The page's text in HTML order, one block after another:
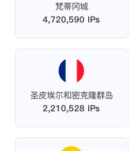
梵蒂冈城
4,720,590 IPs
圣皮埃尔和密克隆群岛
2,210,528 IPs